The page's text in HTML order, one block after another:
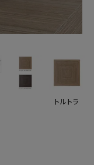
トルトラ